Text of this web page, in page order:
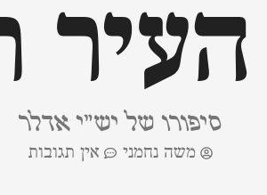
העיר
סיפורו של יש"י אדלר
משה נחמני אין תגובות